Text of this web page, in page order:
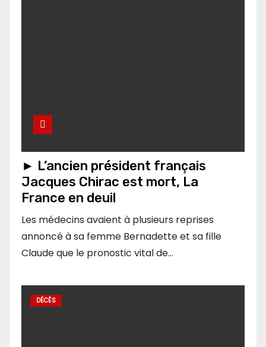
► L’ancien président français
Jacques Chirac est mort, La
France en deuil
Les médecins avaient à plusieurs reprises
annoncé à sa femme Bernadette et sa fille
Claude que le pronostic vital de…
DÉCÈS